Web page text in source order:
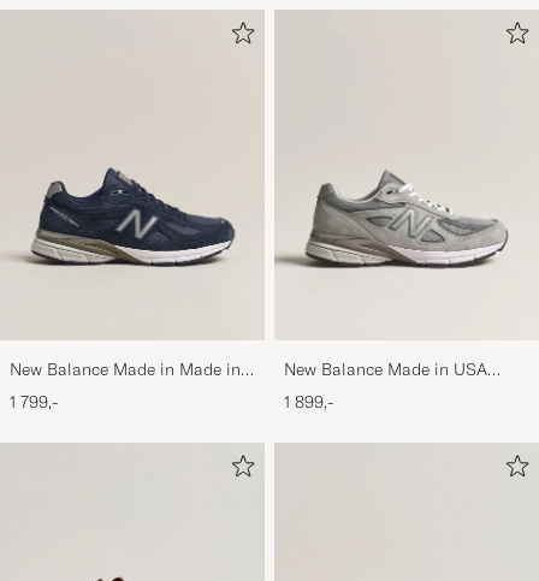
New Balance Made in Made in
USA 990v4 Navy
1 799,-
New Balance Made in USA
990v4 Sneakers Grey
1 899,-